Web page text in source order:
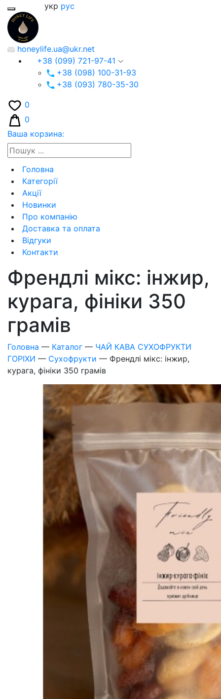
укр рус
honeylife.ua@ukr.net
+38 (099) 721-97-41
+38 (098) 100-31-93
+38 (093) 780-35-30
0
0
Ваша корзина:
Головна
Категорії
Акції
Новинки
Про компанію
Доставка та оплата
Відгуки
Контакти
Френдлі мікс: інжир,
курага, фініки 350
грамів
Головна — Каталог — ЧАЙ КАВА СУХОФРУКТИ
ГОРІХИ — Сухофрукти — Френдлі мікс: інжир,
курага, фініки 350 грамів